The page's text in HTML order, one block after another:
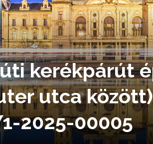
kerékpárút
utca között)
2025-00005